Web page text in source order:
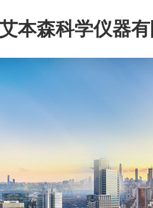
本森科学仪器